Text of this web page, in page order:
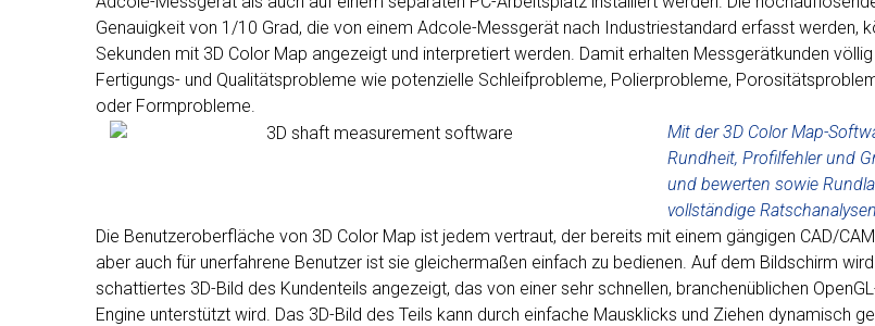
Genauigkeit von 1/10 Grad, die von einem Adcole-Messgerät nach Industriestandard erfasst werden,
Sekunden mit 3D Color Map angezeigt und interpretiert werden. Damit erhalten Messgerätkunden völlig
Fertigungs- und Qualitätsprobleme wie potenzielle Schleifprobleme, Polierprobleme,
oder Formprobleme.
Mit der 3D Color Map-
Rundheit, Profilfehler und
und bewerten sowie
vollständige
Die Benutzeroberfläche von 3D Color Map ist jedem vertraut, der bereits mit einem gängigen CAD/
aber auch für unerfahrene Benutzer ist sie gleichermaßen einfach zu bedienen. Auf dem Bildschirm
schattiertes 3D-Bild des Kundenteils angezeigt, das von einer sehr schnellen, branchenüblichen
Engine unterstützt wird. Das 3D-Bild des Teils kann durch einfache Mausklicks und Ziehen dynamisch